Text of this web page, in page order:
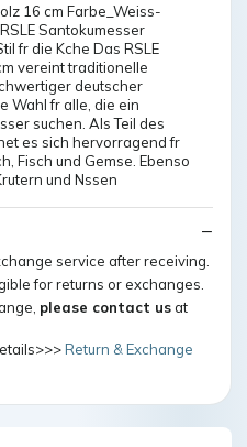
16 cm Farbe_Weiss-
Santokumesser
fr die Kche Das RSLE
vereint traditionelle
deutscher
Wahl fr alle, die ein
suchen. Als Teil des
es sich hervorragend fr
Fisch und Gemse. Ebenso
und Nssen
service after receiving.
for returns or exchanges.
please contact usat
Return & Exchange